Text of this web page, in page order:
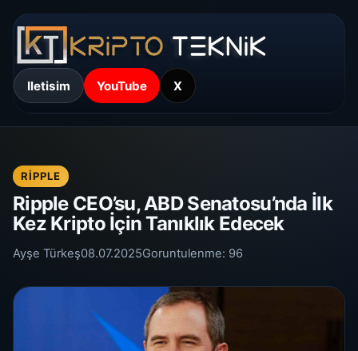
Iletisim YouTube X
RIPPLE
Ripple CEO’su, ABD Senatosu’nda İlk
Kez Kripto İçin Tanıklık Edecek
Ayşe Türkeş08.07.2025Goruntulenme: 96